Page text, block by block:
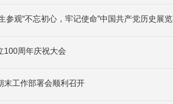
观“不忘初心，牢记使命”中国共产党历史展览
100周年庆祝大会
末工作部署会顺利召开